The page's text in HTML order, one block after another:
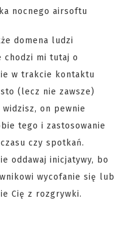
domena ludzi
chodzi mi tutaj o
w trakcie kontaktu
(lecz nie zawsze)
on pewnie
tego i zastosowanie
czy spotkań.
oddawaj inicjatywy, bo
wycofanie się lub
Cię z rozgrywki.